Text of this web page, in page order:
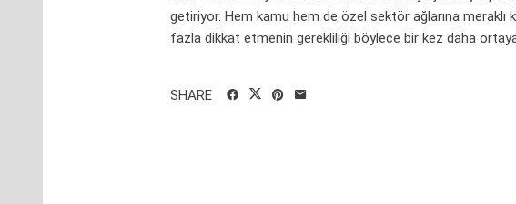
getiriyor. Hem kamu hem de özel sektör ağlarına
fazla dikkat etmenin gerekliliği böylece bir kez daha ortaya
SHARE